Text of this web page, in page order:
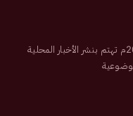
صحيفة إلكترونية سعودية تم تأسيسها عام 2007م تهتم بنشر الأخبار المحلية